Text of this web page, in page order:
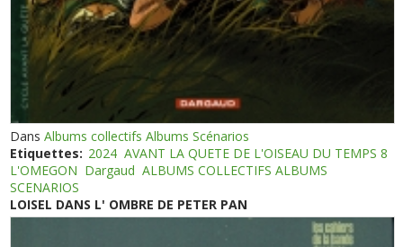
DansAlbums collectifs Albums Scénarios
Etiquettes: 2024 AVANT LA QUETE DE L'OISEAU DU TEMPS 8
L'OMEGON Dargaud ALBUMS COLLECTIFS ALBUMS
SCENARIOS
LOISEL DANS L' OMBRE DE PETER PAN